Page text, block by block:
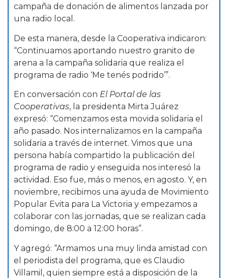
campaña de donación de alimentos lanzada por
una radio local.
De esta manera, desde la Cooperativa indicaron:
“Continuamos aportando nuestro granito de
arena a la campaña solidaria que realiza el
programa de radio ‘Me tenés podrido’”.
En conversación con El Portal de las
Cooperativas, la presidenta Mirta Juárez
expresó: “Comenzamos esta movida solidaria el
año pasado. Nos internalizamos en la campaña
solidaria a través de internet. Vimos que una
persona había compartido la publicación del
programa de radio y enseguida nos interesó la
actividad. Eso fue, más o menos, en agosto. Y, en
noviembre, recibimos una ayuda de Movimiento
Popular Evita para La Victoria y empezamos a
colaborar con las jornadas, que se realizan cada
domingo, de 8:00 a 12:00 horas”.
Y agregó: “Armamos una muy linda amistad con
el periodista del programa, que es Claudio
Villamil, quien siempre está a disposición de la